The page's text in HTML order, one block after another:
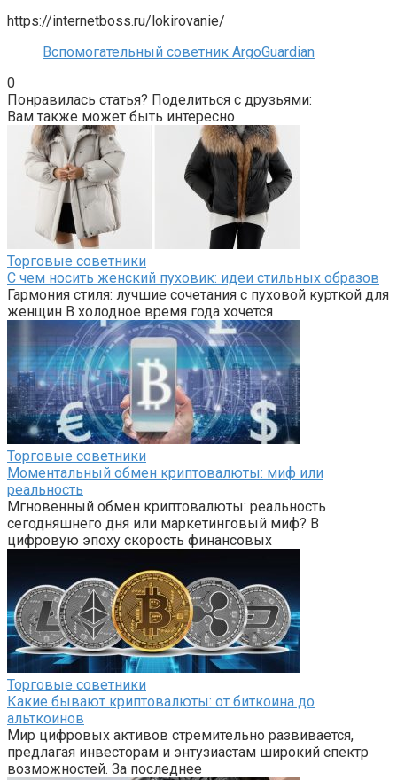
https://internetboss.ru/lokirovanie/
Вспомогательный советник ArgoGuardian
0
Понравилась статья? Поделиться с друзьями:
Вам также может быть интересно
Торговые советники
С чем носить женский пуховик: идеи стильных образов
Гармония стиля: лучшие сочетания с пуховой курткой для
женщин В холодное время года хочется
Торговые советники
Моментальный обмен криптовалюты: миф или
реальность
Мгновенный обмен криптовалюты: реальность
сегодняшнего дня или маркетинговый миф? В
цифровую эпоху скорость финансовых
Торговые советники
Какие бывают криптовалюты: от биткоина до
альткоинов
Мир цифровых активов стремительно развивается,
предлагая инвесторам и энтузиастам широкий спектр
возможностей. За последнее